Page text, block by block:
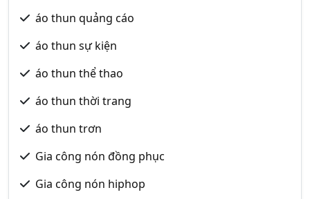
áo thun quảng cáo
áo thun sự kiện
áo thun thể thao
áo thun thời trang
áo thun trơn
Gia công nón đồng phục
Gia công nón hiphop